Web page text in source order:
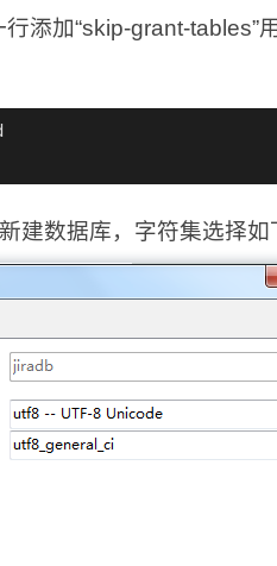
添加“skip-grant-tables”
建数据库，字符集选择如